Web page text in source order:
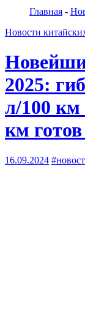
Главная -
Новости
2025:
л/100 км
км
16.09.2024